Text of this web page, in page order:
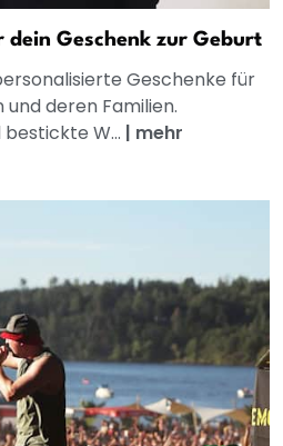
dein Geschenk zur Geburt
Geschenke für
deren Familien.
W... | mehr